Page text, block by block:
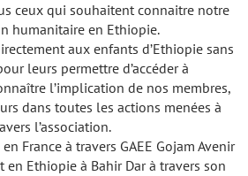
ceux qui souhaitent connaitre notre
humanitaire en Ethiopie.
aux enfants d’Ethiopie sans
leurs permettre d’accéder à
l’implication de nos membres,
dans toutes les actions menées à
l’association.
France à travers GAEE Gojam Avenir
en Ethiopie à Bahir Dar à travers son